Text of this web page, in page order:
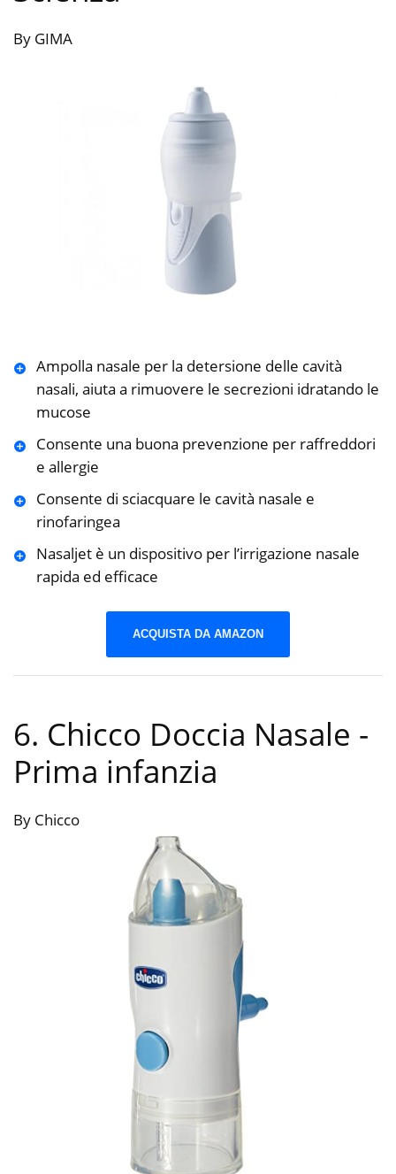
By GIMA
Ampolla nasale per la detersione delle cavità
nasali, aiuta a rimuovere le secrezioni idratando le
mucose
Consente una buona prevenzione per raffreddori
e allergie
Consente di sciacquare le cavità nasale e
rinofaringea
Nasaljet è un dispositivo per l’irrigazione nasale
rapida ed efficace
ACQUISTA DA AMAZON
6. Chicco Doccia Nasale -
Prima infanzia
By Chicco